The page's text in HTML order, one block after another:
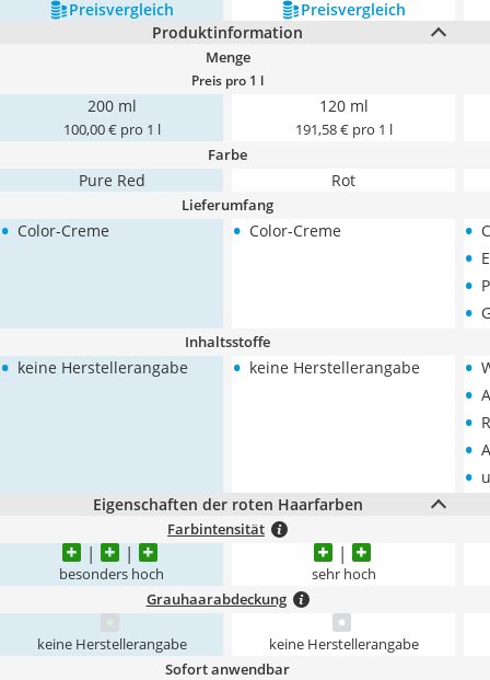
Preis­vergleich
Preis­vergleich
Produktinformation
Menge
Preis pro 1 l
200 ml
100,00 € pro 1 l
120 ml
191,58 € pro 1 l
Farbe
‎Pure Red Rot
Lieferumfang
• Color-Creme • Color-Creme •
•
•
•
Inhaltsstoffe
• keine Herstellerangabe • keine Herstellerangabe •
•
•
•
•
Eigenschaften der roten Haarfarben
Farbintensität
besonders hoch sehr hoch
Grauhaarabdeckung
keine Herstellerangabe keine Herstellerangabe
Sofort anwendbar